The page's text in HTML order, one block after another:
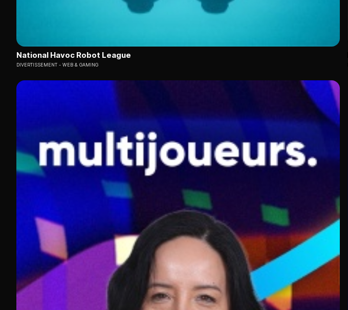
National Havoc Robot League
DIVERTISSEMENT WEB & GAMING